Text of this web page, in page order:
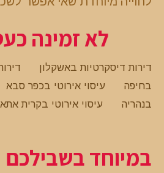
לא זמינה
דירות דיסקרטיות באשקלון
בחיפה
עיסוי אירוטי בכפר סבא
בנהריה
עיסוי אירוטי בקרית אתא
במיוחד בשבילכם